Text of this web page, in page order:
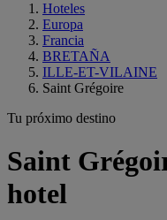
Hoteles
Europa
Francia
BRETAÑA
ILLE-ET-VILAINE
Saint Grégoire
Tu próximo destino
Saint
hotel